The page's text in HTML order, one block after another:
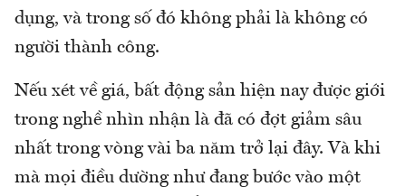
dụng, và trong số đó không phải là không có
người thành công.
Nếu xét về giá, bất động sản hiện nay được giới
trong nghề nhìn nhận là đã có đợt giảm sâu
nhất trong vòng vài ba năm trở lại đây. Và khi
mà mọi điều dường như đang bước vào một